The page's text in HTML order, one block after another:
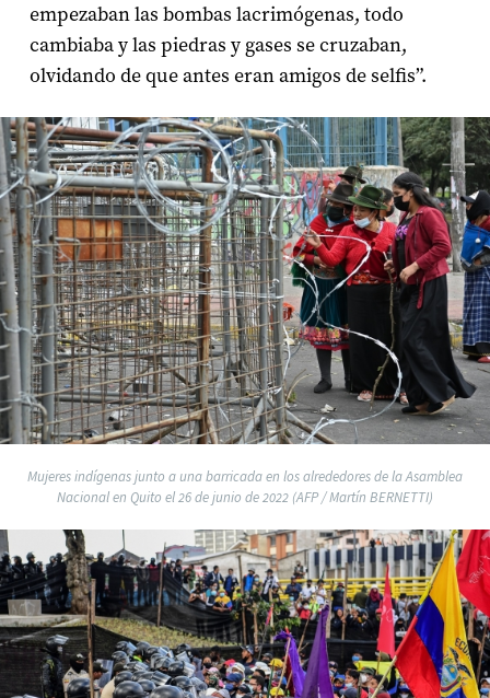
empezaban las bombas lacrimógenas, todo
cambiaba y las piedras y gases se cruzaban,
olvidando de que antes eran amigos de selfis”.
Mujeres indígenas junto a una barricada en los alrededores de la Asamblea
Nacional en Quito el 26 de junio de 2022 (AFP / Martín BERNETTI)